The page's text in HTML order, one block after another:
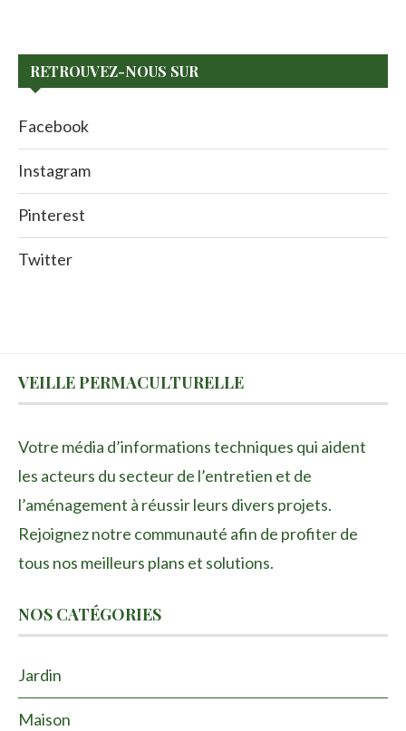
RETROUVEZ-NOUS SUR
Facebook
Instagram
Pinterest
Twitter
VEILLE PERMACULTURELLE
Votre média d’informations techniques qui aident
les acteurs du secteur de l’entretien et de
l’aménagement à réussir leurs divers projets.
Rejoignez notre communauté afin de profiter de
tous nos meilleurs plans et solutions.
NOS CATÉGORIES
Jardin
Maison